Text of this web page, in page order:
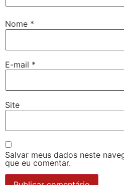
Nome *
E-mail *
Site
Salvar meus dados neste
que eu comentar.